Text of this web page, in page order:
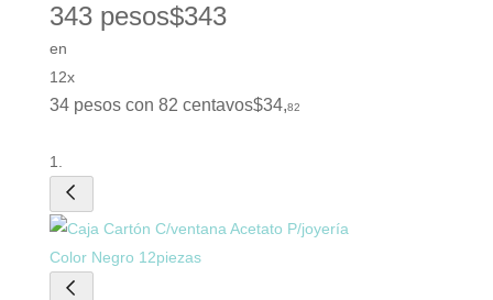
343 pesos$343
en
12x
34 pesos con 82 centavos$34,82